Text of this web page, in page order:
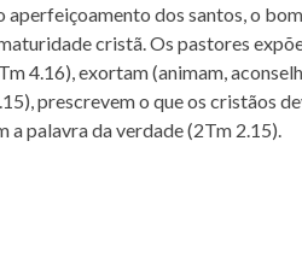
aperfeiçoamento dos santos, o
cristã. Os pastores
4.16), exortam (animam,
prescrevem o que os cristãos
a palavra da verdade (2Tm 2.15).